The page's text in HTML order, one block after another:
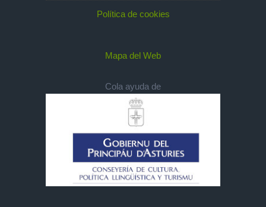
Política de cookies
Mapa del Web
Cola ayuda de